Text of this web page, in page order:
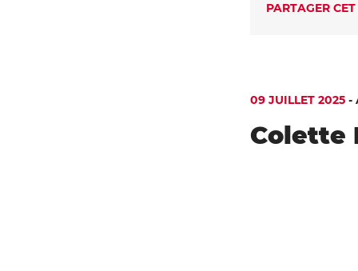
PARTAGER
09 JUILLET 2025 -
Colette